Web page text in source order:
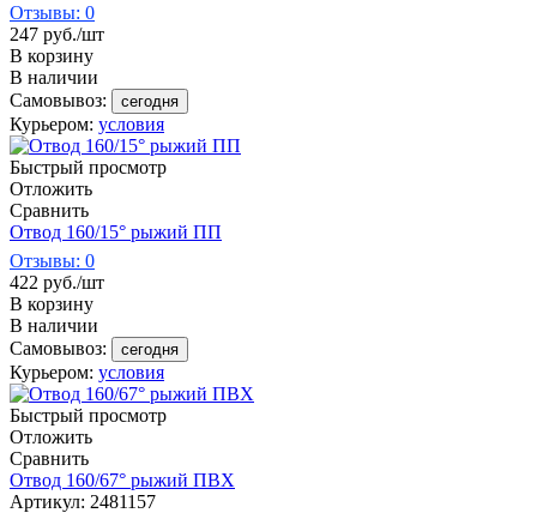
Отзывы: 0
247 руб./шт
В корзину
В наличии
Самовывоз:
сегодня
Курьером: условия
Быстрый просмотр
Отложить
Сравнить
Отвод 160/15° рыжий ПП
Отзывы: 0
422 руб./шт
В корзину
В наличии
Самовывоз:
сегодня
Курьером: условия
Быстрый просмотр
Отложить
Сравнить
Отвод 160/67° рыжий ПВХ
Артикул: 2481157